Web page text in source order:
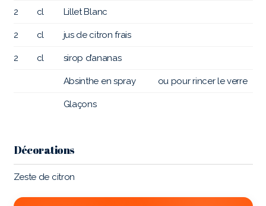
2 cl Lillet Blanc
2 cl jus de citron frais
2 cl sirop d’ananas
Absinthe en spray ou pour rincer le verre
Glaçons
Décorations
Zeste de citron